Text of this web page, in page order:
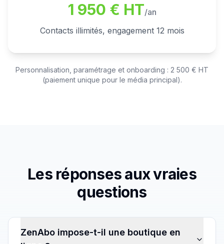
1 950 € HT/an
Contacts illimités, engagement 12 mois
Personnalisation, paramétrage et onboarding : 2 500 € HT
(paiement unique pour le média principal).
Les réponses aux vraies
questions
ZenAbo impose-t-il une boutique en